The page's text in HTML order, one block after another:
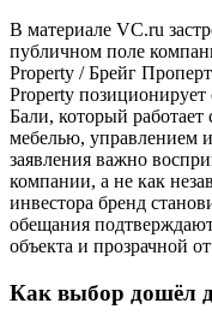
В материале VC.ru
публичном поле
Property / Брейг
Property позиционирует
Бали, который работает
мебелью, управлением
заявления важно
компании, а не как
инвестора бренд
обещания
объекта и прозрачной
Как выбор дошёл